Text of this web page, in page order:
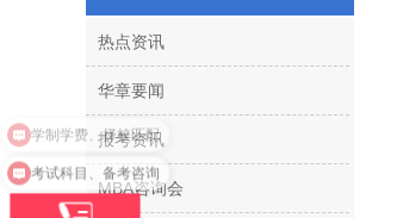
热点资讯
华章要闻
报考资讯
MBA咨询会
学制学费、择校匹配
考试科目、备考咨询